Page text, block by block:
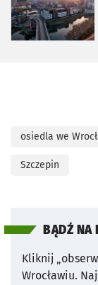
osiedla we
Szczepin
BĄDŹ NA
Kliknij
Wrocławiu.